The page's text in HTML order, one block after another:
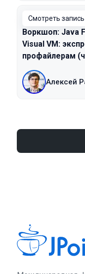
Смотреть запись
Воркшоп: Java
Visual VM:
профайлерам
Алексей